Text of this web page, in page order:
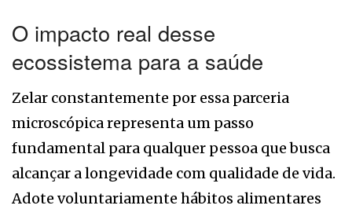
O impacto real desse
ecossistema para a saúde
Zelar constantemente por essa parceria
microscópica representa um passo
fundamental para qualquer pessoa que busca
alcançar a longevidade com qualidade de vida.
Adote voluntariamente hábitos alimentares